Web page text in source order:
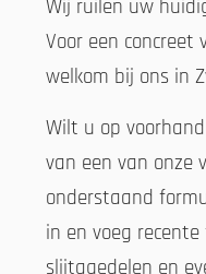
Wij ruilen uw
Voor een
welkom bij ons in
Wilt u op
van een van onze
onderstaand
in en voeg
slijtagedelen en